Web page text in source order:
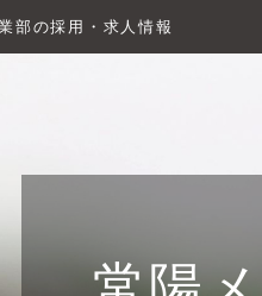
部の採用・求人情報